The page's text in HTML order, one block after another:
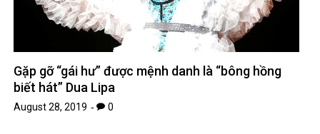
Gặp gỡ “gái hư” được mệnh danh là “bông hồng
biết hát” Dua Lipa
August 28, 2019 0